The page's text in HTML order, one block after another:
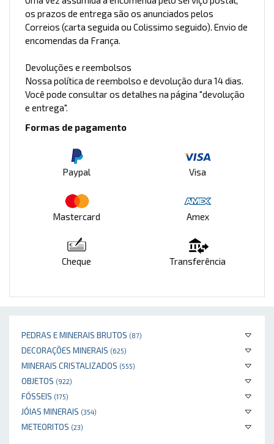
PEDRAS E MINERAIS BRUTOS (87)
DECORAÇÕES MINERAIS (625)
MINERAIS CRISTALIZADOS (555)
OBJETOS (922)
FÓSSEIS (175)
JÓIAS MINERAIS (354)
METEORITOS (23)
os prazos de entrega são os anunciados pelos
Correios (carta seguida ou Colissimo seguido). Envio de
encomendas da França.
Devoluções e reembolsos
Nossa política de reembolso e devolução dura 14 dias.
Você pode consultar os detalhes na página "devolução
e entrega".
Formas de pagamento
Paypal Visa
Mastercard Amex
Cheque Transferência